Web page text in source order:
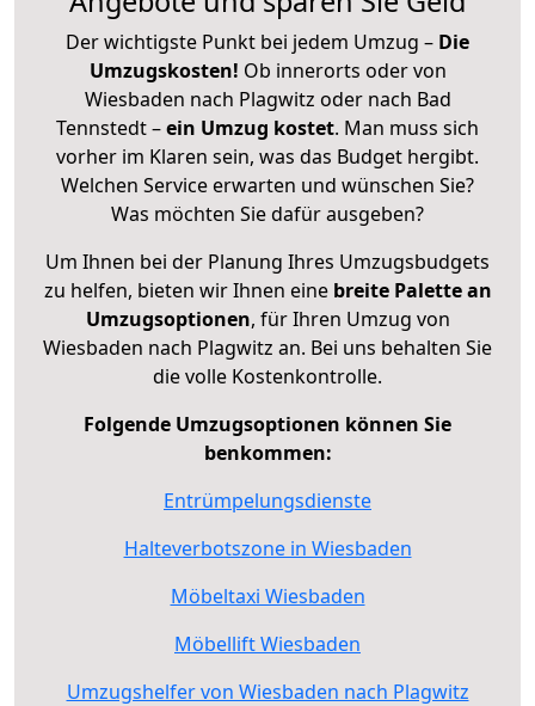
Der wichtigste Punkt bei jedem Umzug – Die
Umzugskosten! Ob innerorts oder von
Wiesbaden nach Plagwitz oder nach Bad
Tennstedt –ein Umzug kostet. Man muss sich
vorher im Klaren sein, was das Budget hergibt.
Welchen Service erwarten und wünschen Sie?
Was möchten Sie dafür ausgeben?
Um Ihnen bei der Planung Ihres Umzugsbudgets
zu helfen, bieten wir Ihnen eine breite Palette an
Umzugsoptionen, für Ihren Umzug von
Wiesbaden nach Plagwitz an. Bei uns behalten Sie
die volle Kostenkontrolle.
Folgende Umzugsoptionen können Sie
benkommen:
Entrümpelungsdienste
Halteverbotszone in Wiesbaden
Möbeltaxi Wiesbaden
Möbellift Wiesbaden
Umzugshelfer von Wiesbaden nach Plagwitz